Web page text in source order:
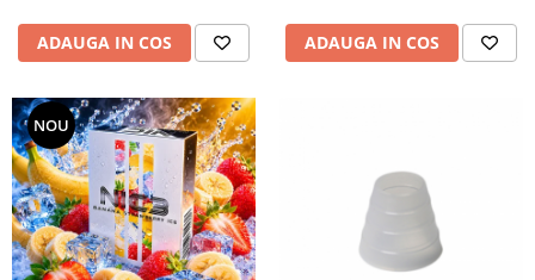
ADAUGA IN COS ADAUGA IN COS
NOU